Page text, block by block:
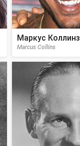
Маркус Коллинз
Marcus Collins